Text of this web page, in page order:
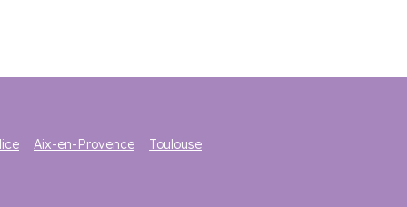
de-Bouc ?
Aix-en-Provence Toulouse